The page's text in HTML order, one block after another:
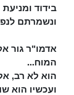
בידוד
ונשמרתם
אדמו"ר גור
המוח...
הוא לא רב,
ועכשיו הוא